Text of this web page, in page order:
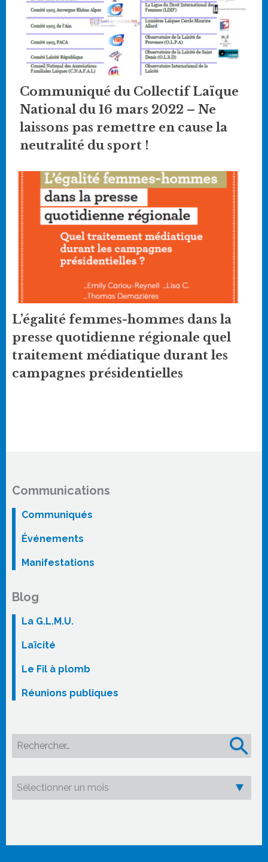
Communiqué du Collectif Laïque
National du 16 mars 2022 – Ne
laissons pas remettre en cause la
neutralité du sport !
L’égalité femmes-hommes dans la
presse quotidienne régionale quel
traitement médiatique durant les
campagnes présidentielles
Communications
Communiqués
Événements
Manifestations
Blog
La G.L.M.U.
Laïcité
Le Fil à plomb
Réunions publiques
Rechercher :